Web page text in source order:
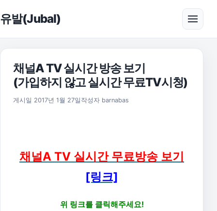
유발(Jubal) 메뉴
채널A TV 실시간 방송 보기
(가입하지 않고 실시간 무료TV시청)
게시일 2017년 1월 27일 2023년 7월 7일
작성자 barnabas
채널A TV 실시간 무료방송 보기
[링크]
위 링크를 클릭해주세요!